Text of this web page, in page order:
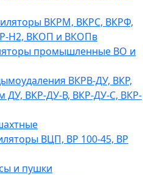
ВКРМ, ВКРС, ВКРФ,
Н2, ВКОП и ВКОПв
промышленные ВО и
ВКРВ-ДУ, ВКР,
ДУ, ВКР-ДУ-В, ВКР-ДУ-С, ВКР-
ВЦП, ВР 100-45, ВР
и пушки